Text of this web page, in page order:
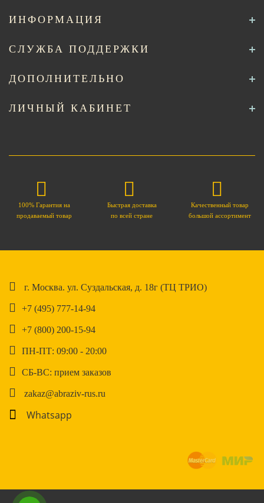
ИНФОРМАЦИЯ
СЛУЖБА ПОДДЕРЖКИ
ДОПОЛНИТЕЛЬНО
ЛИЧНЫЙ КАБИНЕТ
100% Гарантия на
продаваемый товар
Быстрая доставка
по всей стране
Качественный товар
большой ассортимент
г. Москва. ул. Суздальская, д. 18г (ТЦ ТРИО)
+7 (495) 777-14-94
+7 (800) 200-15-94
ПН-ПТ: 09:00 - 20:00
СБ-ВС: прием заказов
zakaz@abraziv-rus.ru
Whatsapp